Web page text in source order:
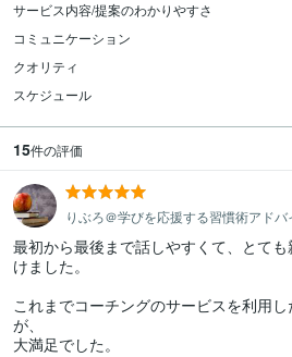
サービス内容/提案のわかりやすさ
コミュニケーション
クオリティ
スケジュール
15件の評価
りぶろ＠学びを応援する習慣術アドバ
最初から最後まで話しやすくて、とて
けました。
これまでコーチングのサービスを利用
が、
大満足でした。